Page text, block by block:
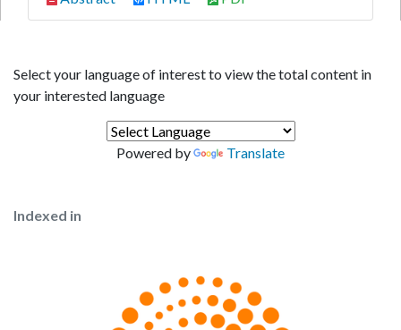
Select your language of interest to view the total content in
your interested language
Powered by Translate
Indexed in